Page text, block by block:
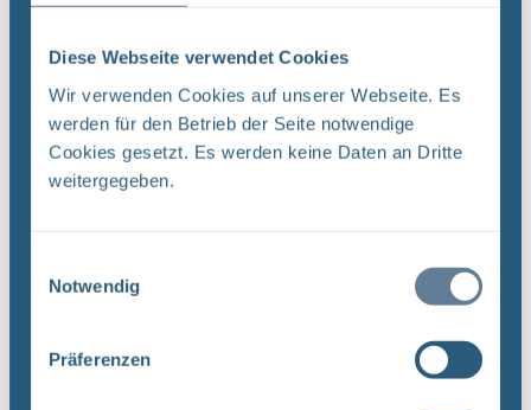
Diese Webseite verwendet Cookies
Wir verwenden Cookies auf unserer Webseite. Es
werden für den Betrieb der Seite notwendige
Cookies gesetzt. Es werden keine Daten an Dritte
weitergegeben.
Notwendig
Präferenzen
die Infostellen Asse, Konrad und Morsleben. Mit
der Schließung setzt die BGE die
Landesverordnungen von ...
BGE Endlager Konrad Endlager Morsleben Asse Die
Pandemie stark eingeschränkt. Veranstaltungen,